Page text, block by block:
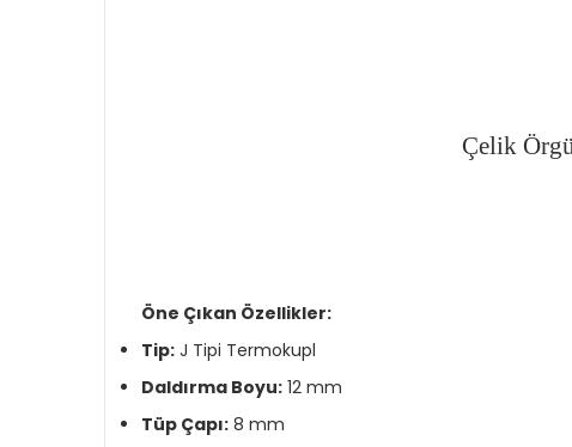
Çelik
Öne Çıkan Özellikler:
Tip: J Tipi Termokupl
Daldırma Boyu: 12 mm
Tüp Çapı: 8 mm